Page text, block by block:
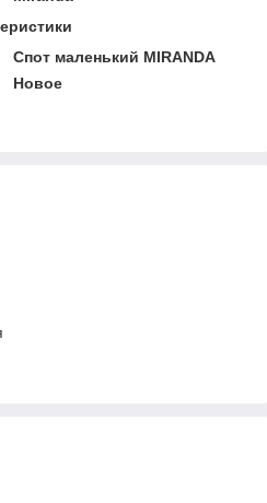
Спот маленький MIRANDA
Новое